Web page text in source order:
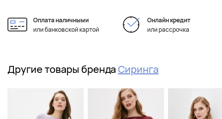
Оплата наличными
или банковской картой
Онлайн кредит
или рассрочка
Другие товары брендаСиринга